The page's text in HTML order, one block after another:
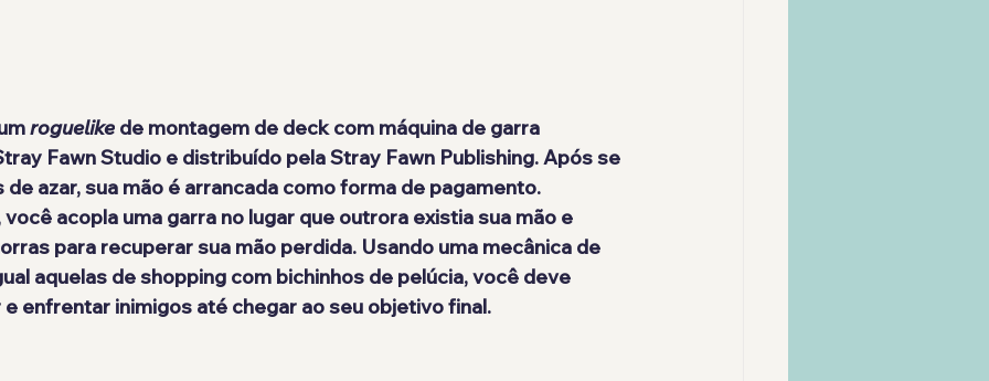
roguelike de montagem de deck com máquina de garra
Fawn Studio e distribuído pela Stray Fawn Publishing. Após se
azar, sua mão é arrancada como forma de pagamento.
você acopla uma garra no lugar que outrora existia sua mão e
para recuperar sua mão perdida. Usando uma mecânica de
aquelas de shopping com bichinhos de pelúcia, você deve
enfrentar inimigos até chegar ao seu objetivo final.